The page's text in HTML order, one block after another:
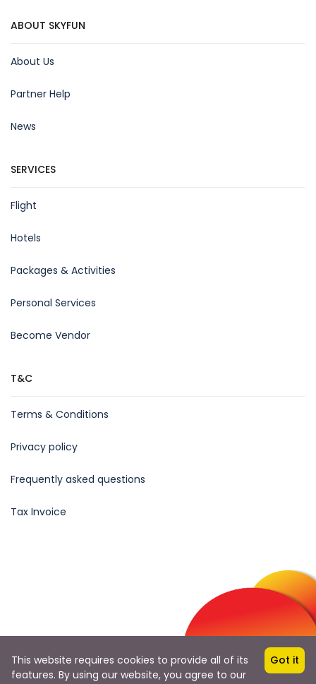
from
ABOUT SKYFUN
About Us
Partner Help
News
SERVICES
Flight
Hotels
Packages & Activities
Personal Services
Become Vendor
T&C
Terms & Conditions
Privacy policy
Frequently asked questions
Tax Invoice
Follow Us
This website requires cookies to provide all of its
features. By using our website, you agree to our
Got it